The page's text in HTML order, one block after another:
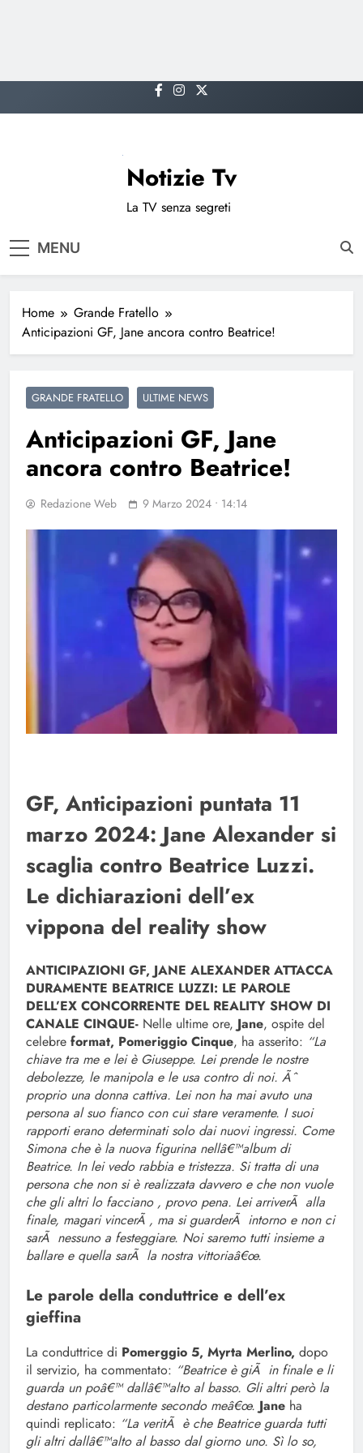
to
Notizie Tv
La TV senza segreti
MENU
Home
Grande Fratello
Anticipazioni GF, Jane ancora contro Beatrice!
GRANDE FRATELLO ULTIME NEWS
Anticipazioni GF, Jane
ancora contro Beatrice!
Redazione Web 9 Marzo 2024 • 14:14
GF, Anticipazioni puntata 11
marzo 2024: Jane Alexander si
scaglia contro Beatrice Luzzi.
Le dichiarazioni dell’ex
vippona del reality show
ANTICIPAZIONI GF, JANE ALEXANDER ATTACCA
DURAMENTE BEATRICE LUZZI: LE PAROLE
DELL’EX CONCORRENTE DEL REALITY SHOW DI
CANALE CINQUE- Nelle ultime ore, Jane, ospite del
celebre format, Pomeriggio Cinque, ha asserito: “La
chiave tra me e lei è Giuseppe. Lei prende le nostre
debolezze, le manipola e le usa contro di noi. Ãˆ
proprio una donna cattiva. Lei non ha mai avuto una
persona al suo fianco con cui stare veramente. I suoi
rapporti erano determinati solo dai nuovi ingressi. Come
Simona che è la nuova figurina nellâ€™album di
Beatrice. In lei vedo rabbia e tristezza. Si tratta di una
persona che non si è realizzata davvero e che non vuole
che gli altri lo facciano , provo pena. Lei arriverÃ alla
finale, magari vincerÃ , ma si guarderÃ intorno e non ci
sarÃ nessuno a festeggiare. Noi saremo tutti insieme a
ballare e quella sarÃ la nostra vittoriaâ€œ.
Le parole della conduttrice e dell’ex
gieffina
La conduttrice di Pomerggio 5, Myrta Merlino, dopo
il servizio, ha commentato: “Beatrice è giÃ in finale e li
guarda un poâ€™ dallâ€™alto al basso. Gli altri però la
destano particolarmente secondo meâ€œ. Jane ha
quindi replicato: “La veritÃ è che Beatrice guarda tutti
gli altri dallâ€™alto al basso dal giorno uno. Sì lo so,